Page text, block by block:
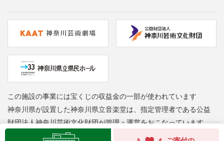
この施設の事業には宝くじの収益金の一部が使われています
神奈川県が設置した神奈川県立音楽堂は、指定管理者である公益
財団法人神奈川芸術文化財団が管理・運営をおこなっています